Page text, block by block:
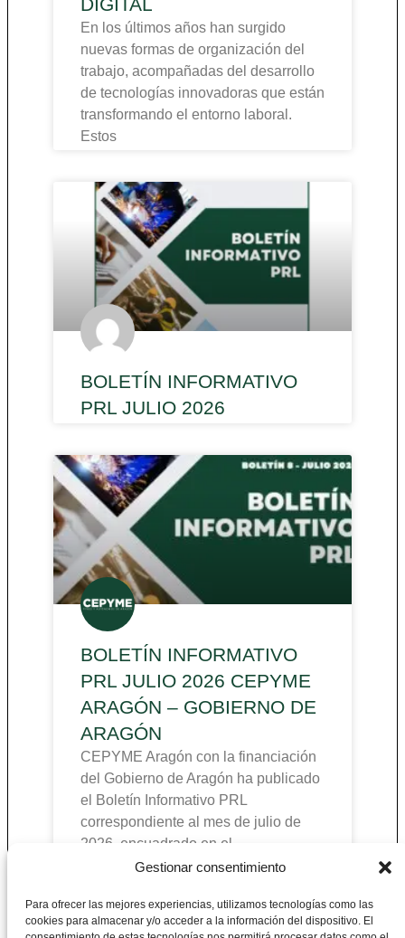
Gestionar consentimiento
Para ofrecer las mejores experiencias, utilizamos tecnologías como las
cookies para almacenar y/o acceder a la información del dispositivo. El
En los últimos años han surgido
nuevas formas de organización del
trabajo, acompañadas del desarrollo
de tecnologías innovadoras que están
transformando el entorno laboral.
Estos
BOLETÍN INFORMATIVO
PRL JULIO 2026
BOLETÍN INFORMATIVO
PRL JULIO 2026 CEPYME
ARAGÓN – GOBIERNO DE
ARAGÓN
CEPYME Aragón con la financiación
del Gobierno de Aragón ha publicado
el Boletín Informativo PRL
correspondiente al mes de julio de
2026, encuadrado en el